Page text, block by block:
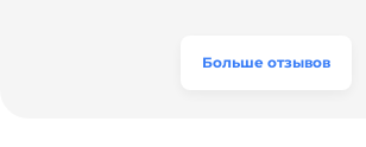
эту компанию всем, кто ищет надёжных
Больше отзывов